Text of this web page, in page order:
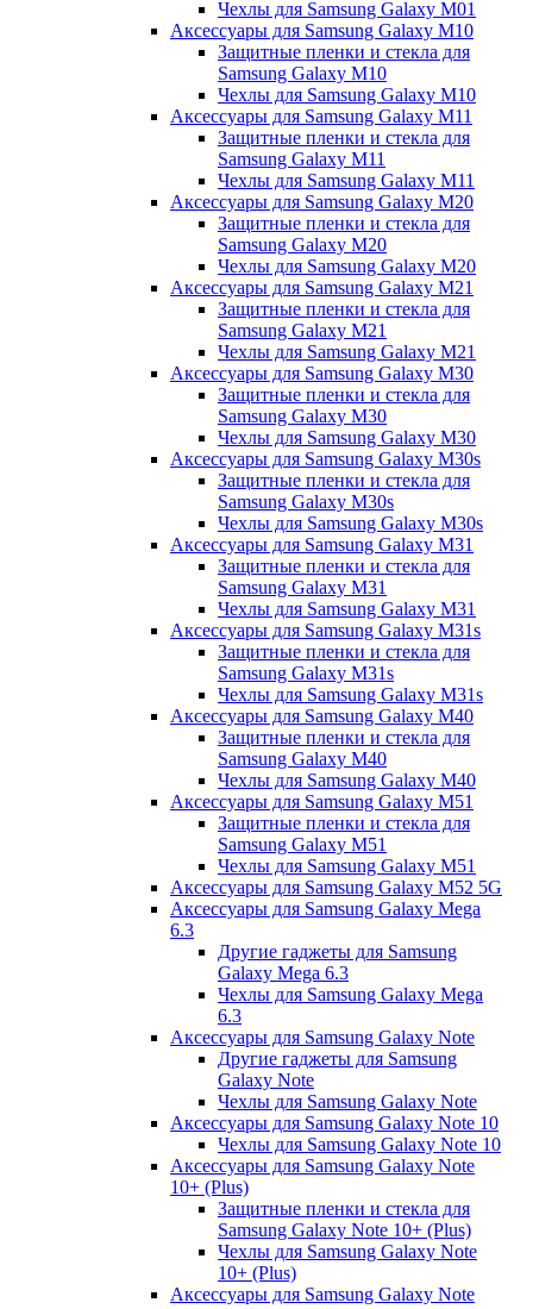
Чехлы для Samsung Galaxy M01
Аксессуары для Samsung Galaxy M10
Защитные пленки и стекла для
Samsung Galaxy M10
Чехлы для Samsung Galaxy M10
Аксессуары для Samsung Galaxy M11
Защитные пленки и стекла для
Samsung Galaxy M11
Чехлы для Samsung Galaxy M11
Аксессуары для Samsung Galaxy M20
Защитные пленки и стекла для
Samsung Galaxy M20
Чехлы для Samsung Galaxy M20
Аксессуары для Samsung Galaxy M21
Защитные пленки и стекла для
Samsung Galaxy M21
Чехлы для Samsung Galaxy M21
Аксессуары для Samsung Galaxy M30
Защитные пленки и стекла для
Samsung Galaxy M30
Чехлы для Samsung Galaxy M30
Аксессуары для Samsung Galaxy M30s
Защитные пленки и стекла для
Samsung Galaxy M30s
Чехлы для Samsung Galaxy M30s
Аксессуары для Samsung Galaxy M31
Защитные пленки и стекла для
Samsung Galaxy M31
Чехлы для Samsung Galaxy M31
Аксессуары для Samsung Galaxy M31s
Защитные пленки и стекла для
Samsung Galaxy M31s
Чехлы для Samsung Galaxy M31s
Аксессуары для Samsung Galaxy M40
Защитные пленки и стекла для
Samsung Galaxy M40
Чехлы для Samsung Galaxy M40
Аксессуары для Samsung Galaxy M51
Защитные пленки и стекла для
Samsung Galaxy M51
Чехлы для Samsung Galaxy M51
Аксессуары для Samsung Galaxy M52 5G
Аксессуары для Samsung Galaxy Mega
6.3
Другие гаджеты для Samsung
Galaxy Mega 6.3
Чехлы для Samsung Galaxy Mega
6.3
Аксессуары для Samsung Galaxy Note
Другие гаджеты для Samsung
Galaxy Note
Чехлы для Samsung Galaxy Note
Аксессуары для Samsung Galaxy Note 10
Чехлы для Samsung Galaxy Note 10
Аксессуары для Samsung Galaxy Note
10+ (Plus)
Защитные пленки и стекла для
Samsung Galaxy Note 10+ (Plus)
Чехлы для Samsung Galaxy Note
10+ (Plus)
Аксессуары для Samsung Galaxy Note